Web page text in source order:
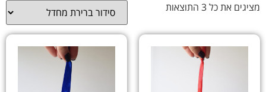
מציגים את כל ⁦3⁩ התוצאות